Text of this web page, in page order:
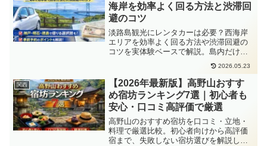
海岸を効率よく回る方法と渋滞回
避のコツ
淡路島観光にレンタカーは必要？西海岸
エリアを効率よく回る方法や渋滞回避の
コツを実体験ベースで解説。島内だけで
なく神戸・明石・徳島で借りる選択肢や
予約のポイントも紹介し、失敗しない移
動プランが分かります。
2026.05.23
関西
【2026年最新版】高野山おすす
め宿坊ランキング7選｜初心者も
安心・口コミ高評価で厳選
高野山のおすすめ宿坊を口コミ・立地・
料理で厳選比較。初心者向けから高評価
宿まで、失敗しない宿坊選びを解説しま